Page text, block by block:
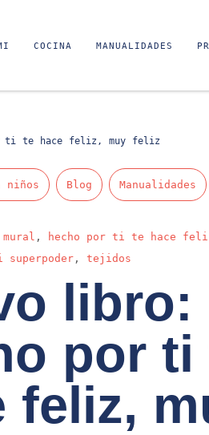
COCINA MANUALIDADES
ti te hace feliz, muy feliz
niños Blog Manualidades
, hecho por ti te hace
, tejidos
libro:
por ti
feliz,